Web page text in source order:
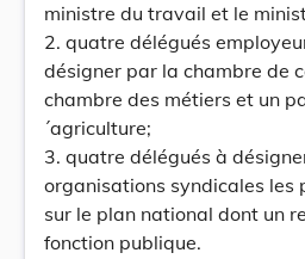
ministre du travail et le
2. quatre délégués
désigner par la chambre de
chambre des métiers et un
´agriculture;
3. quatre délégués à
organisations syndicales les
sur le plan national dont un
fonction publique.